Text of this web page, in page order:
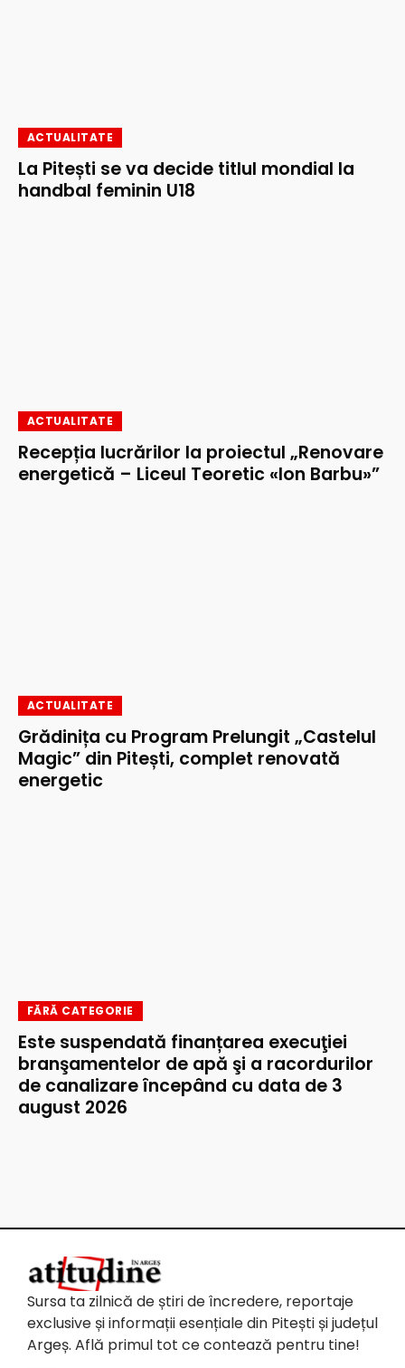
ACTUALITATE
La Pitești se va decide titlul mondial la
handbal feminin U18
ACTUALITATE
Recepția lucrărilor la proiectul „Renovare
energetică – Liceul Teoretic «Ion Barbu»”
ACTUALITATE
Grădinița cu Program Prelungit „Castelul
Magic” din Pitești, complet renovată
energetic
FĂRĂ CATEGORIE
Este suspendată finanțarea execuţiei
branşamentelor de apă şi a racordurilor
de canalizare începând cu data de 3
august 2026
Sursa ta zilnică de știri de încredere, reportaje
exclusive și informații esențiale din Pitești și județul
Argeș. Află primul tot ce contează pentru tine!